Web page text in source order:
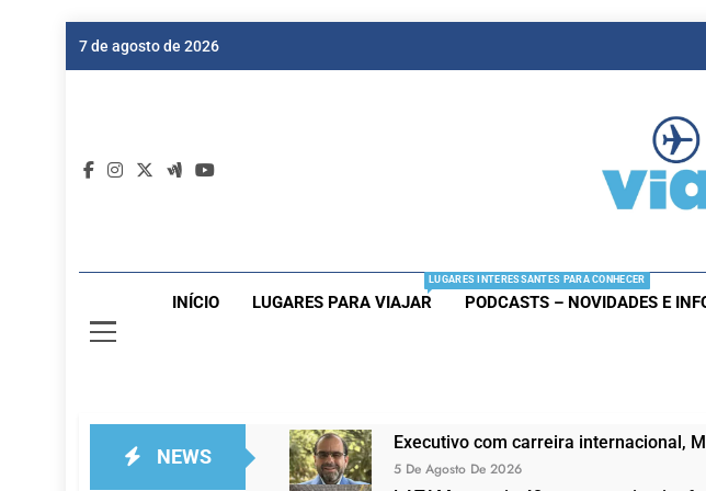
7 de agosto de 2026
INÍCIO LUGARES PARA VIAJAR
LUGARES INTERESSANTES PARA CONHECER
PODCASTS – NOVIDADES E
NEWS
Executivo com carreira internacional,
5 De Agosto De 2026